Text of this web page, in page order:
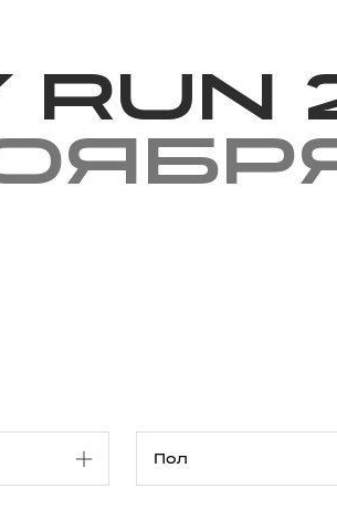
Run